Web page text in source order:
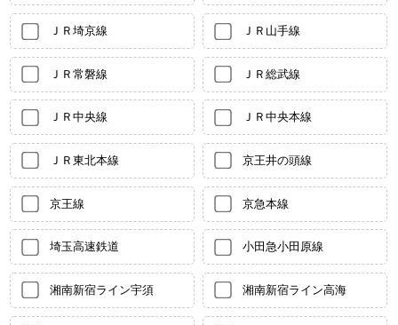
ＪＲ埼京線 ＪＲ山手線
ＪＲ常磐線 ＪＲ総武線
ＪＲ中央線 ＪＲ中央本線
ＪＲ東北本線 京王井の頭線
京王線 京急本線
埼玉高速鉄道 小田急小田原線
湘南新宿ライン宇須 湘南新宿ライン高海